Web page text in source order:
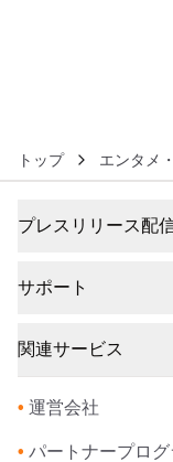
トップ エンタメ
プレスリリース配
サポート
関連サービス
• 運営会社
• パートナープログ